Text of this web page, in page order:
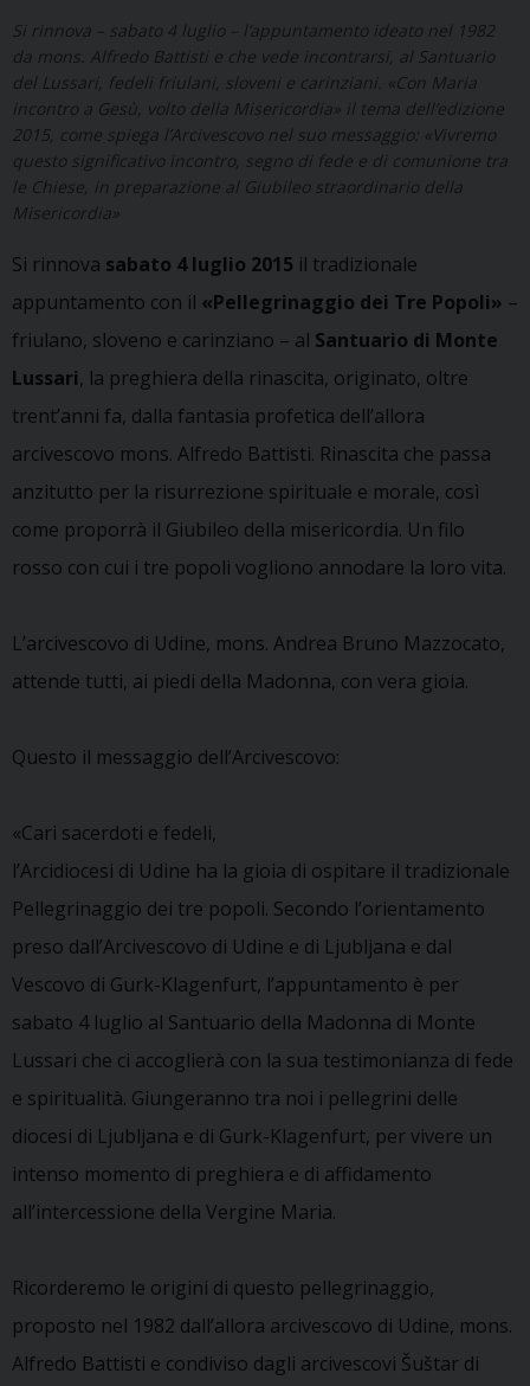
Si rinnova – sabato 4 luglio – l’appuntamento ideato nel 1982
da mons. Alfredo Battisti e che vede incontrarsi, al Santuario
del Lussari, fedeli friulani, sloveni e carinziani. «Con Maria
incontro a Gesù, volto della Misericordia» il tema dell’edizione
2015, come spiega l’Arcivescovo nel suo messaggio: «Vivremo
questo significativo incontro, segno di fede e di comunione tra
le Chiese, in preparazione al Giubileo straordinario della
Misericordia»
Si rinnova sabato 4 luglio 2015 il tradizionale
appuntamento con il «Pellegrinaggio dei Tre Popoli» –
friulano, sloveno e carinziano – al Santuario di Monte
Lussari, la preghiera della rinascita, originato, oltre
trent’anni fa, dalla fantasia profetica dell’allora
arcivescovo mons. Alfredo Battisti. Rinascita che passa
anzitutto per la risurrezione spirituale e morale, così
come proporrà il Giubileo della misericordia. Un filo
rosso con cui i tre popoli vogliono annodare la loro vita.
L’arcivescovo di Udine, mons. Andrea Bruno Mazzocato,
attende tutti, ai piedi della Madonna, con vera gioia.
Questo il messaggio dell’Arcivescovo:
«Cari sacerdoti e fedeli,
l’Arcidiocesi di Udine ha la gioia di ospitare il tradizionale
Pellegrinaggio dei tre popoli. Secondo l’orientamento
preso dall’Arcivescovo di Udine e di Ljubljana e dal
Vescovo di Gurk-Klagenfurt, l’appuntamento è per
sabato 4 luglio al Santuario della Madonna di Monte
Lussari che ci accoglierà con la sua testimonianza di fede
e spiritualità. Giungeranno tra noi i pellegrini delle
diocesi di Ljubljana e di Gurk-Klagenfurt, per vivere un
intenso momento di preghiera e di affidamento
all’intercessione della Vergine Maria.
Ricorderemo le origini di questo pellegrinaggio,
proposto nel 1982 dall’allora arcivescovo di Udine, mons.
Alfredo Battisti e condiviso dagli arcivescovi Šuštar di